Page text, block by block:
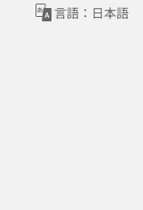
言語：日本語